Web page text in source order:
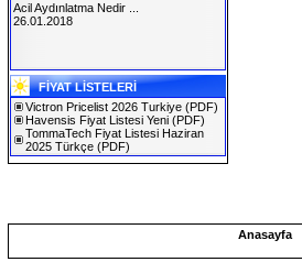
SOLAREX ISTANBUL 2019
30.01.2019
Acil Aydınlatma Nedir ...
26.01.2018
FİYAT LİSTELERİ
Victron Pricelist 2026 Turkiye (PDF)
Havensis Fiyat Listesi Yeni (PDF)
TommaTech Fiyat Listesi Haziran
2025 Türkçe (PDF)
Anasayfa